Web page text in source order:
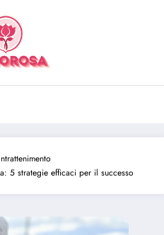
Intrattenimento
5 strategie efficaci per il successo